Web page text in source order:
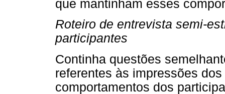
que mantinham esses
Roteiro de entrevista semi-
participantes
Continha questões
referentes às impressões
comportamentos dos